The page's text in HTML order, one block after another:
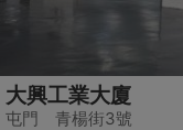
大興工業大廈
屯門 青楊街3號